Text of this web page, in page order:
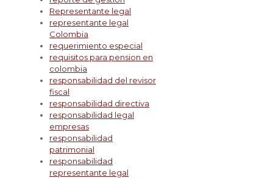
Representante legal
representante legal
Colombia
requerimiento especial
requisitos para pension en
colombia
responsabilidad del revisor
fiscal
responsabilidad directiva
responsabilidad legal
empresas
responsabilidad
patrimonial
responsabilidad
representante legal